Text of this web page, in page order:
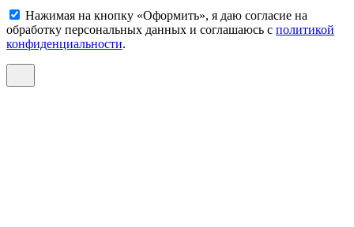
Нажимая на кнопку «Оформить», я даю согласие на
обработку персональных данных и соглашаюсь c политикой
конфиденциальности.